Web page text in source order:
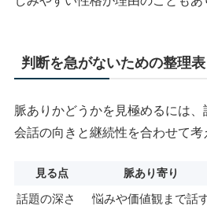
判断を急がないための整理表
脈ありかどうかを見極めるには、
会話の向きと継続性を合わせて考
見る点 脈あり寄り
話題の深さ 悩みや価値観まで話